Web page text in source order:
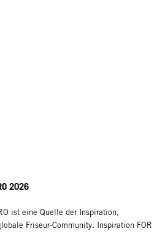
2026
ist eine Quelle der Inspiration,
Friseur-Community. Inspiration FOR